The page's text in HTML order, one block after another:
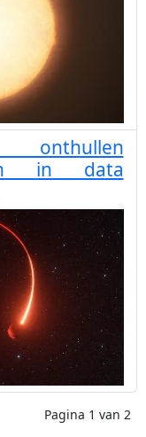
onthullen
in data
Pagina 1 van 2